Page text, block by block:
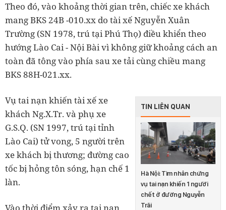
Theo đó, vào khoảng thời gian trên, chiếc xe khách
mang BKS 24B -010.xx do tài xế Nguyễn Xuân
Trường (SN 1978, trú tại Phú Thọ) điều khiển theo
hướng Lào Cai - Nội Bài vì không giữ khoảng cách an
toàn đã tông vào phía sau xe tải cùng chiều mang
BKS 88H-021.xx.
TIN LIÊN QUAN
Hà Nội: Tìm nhân chứng
vụ tai nạn khiến 1 người
chết ở đường Nguyễn
Trãi
Vụ tai nạn khiến tài xế xe
khách Ng.X.Tr. và phụ xe
G.S.Q. (SN 1997, trú tại tỉnh
Lào Cai) tử vong, 5 người trên
xe khách bị thương; đường cao
tốc bị hỏng tôn sóng, hạn chế 1
làn.